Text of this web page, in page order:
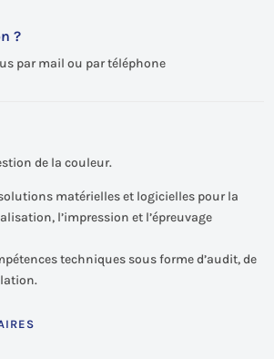
?
par mail ou par téléphone
de la couleur.
matérielles et logicielles pour la
l’impression et l’épreuvage
techniques sous forme d’audit, de